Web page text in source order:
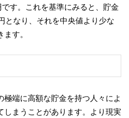
す。これを基準にみると、貯金
となり、それを中央値より少な
す。
極端に高額な貯金を持つ人々によ
しまうことがあります。より現実